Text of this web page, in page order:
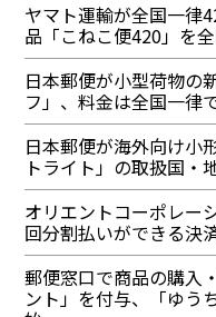
ヤマト運輸が全国一律
品「こねこ便420」を
日本郵便が小型荷物の
フ」、料金は全国一律
日本郵便が海外向け小
トライト」の取扱国・
オリエントコーポレー
回分割払いができる決
郵便窓口で商品の購入
ント」を付与、「ゆう